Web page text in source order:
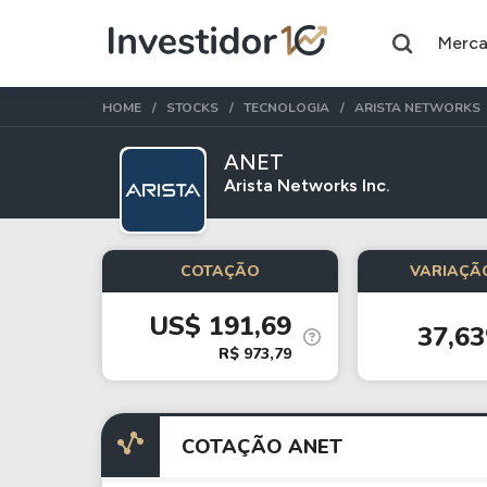
Assuntos do momento
Índice
Ibovespa
Ação
Ambev
HGLG11
HOME STOCKS TECNOLOGIA ARISTA NETWORKS
ANET
Arista Networks Inc.
COTAÇÃO
US$ 191,69
R$ 973,79
COTAÇÃO ANET